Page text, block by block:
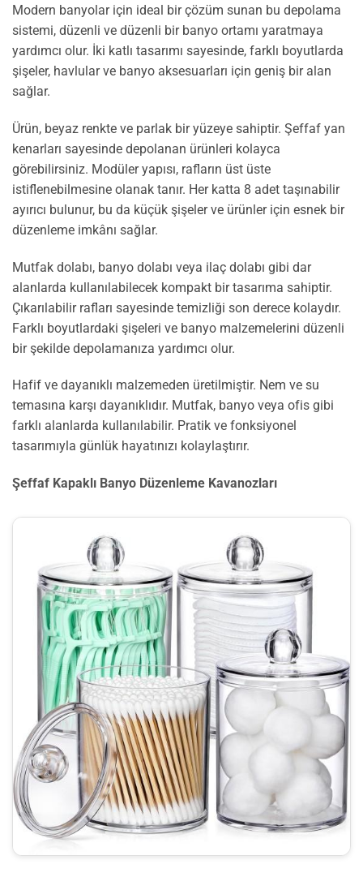
Modern banyolar için ideal bir çözüm sunan bu depolama
sistemi, düzenli ve düzenli bir banyo ortamı yaratmaya
yardımcı olur. İki katlı tasarımı sayesinde, farklı boyutlarda
şişeler, havlular ve banyo aksesuarları için geniş bir alan
sağlar.
Ürün, beyaz renkte ve parlak bir yüzeye sahiptir. Şeffaf yan
kenarları sayesinde depolanan ürünleri kolayca
görebilirsiniz. Modüler yapısı, rafların üst üste
istiflenebilmesine olanak tanır. Her katta 8 adet taşınabilir
ayırıcı bulunur, bu da küçük şişeler ve ürünler için esnek bir
düzenleme imkânı sağlar.
Mutfak dolabı, banyo dolabı veya ilaç dolabı gibi dar
alanlarda kullanılabilecek kompakt bir tasarıma sahiptir.
Çıkarılabilir rafları sayesinde temizliği son derece kolaydır.
Farklı boyutlardaki şişeleri ve banyo malzemelerini düzenli
bir şekilde depolamanıza yardımcı olur.
Hafif ve dayanıklı malzemeden üretilmiştir. Nem ve su
temasına karşı dayanıklıdır. Mutfak, banyo veya ofis gibi
farklı alanlarda kullanılabilir. Pratik ve fonksiyonel
tasarımıyla günlük hayatınızı kolaylaştırır.
Şeffaf Kapaklı Banyo Düzenleme Kavanozları